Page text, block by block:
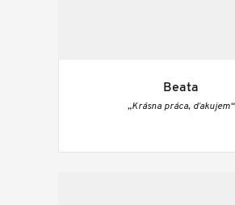
Beata
„Krásna práca, ďakujem“